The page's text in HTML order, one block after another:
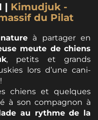
| Kimudjuk -
du Pilat
à partager en
meute de chiens
, petits et grands
lors d’une cani-
chiens et quelques
à son compagnon à
au rythme de la